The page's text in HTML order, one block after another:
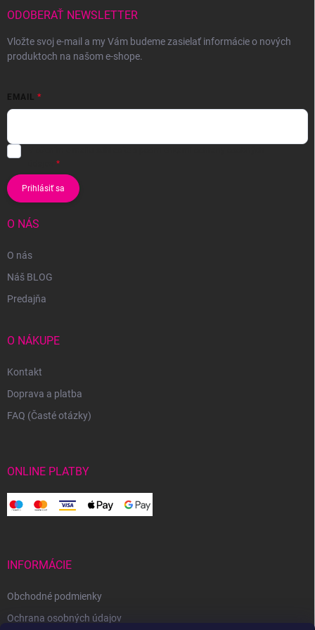
ODOBERAŤ NEWSLETTER
Vložte svoj e-mail a my Vám budeme zasielať informácie o nových
produktoch na našom e-shope.
EMAIL
Prihlásiť sa
O NÁS
O nás
Náš BLOG
Predajňa
O NÁKUPE
Kontakt
Doprava a platba
FAQ (Časté otázky)
ONLINE PLATBY
INFORMÁCIE
Obchodné podmienky
Ochrana osobných údajov